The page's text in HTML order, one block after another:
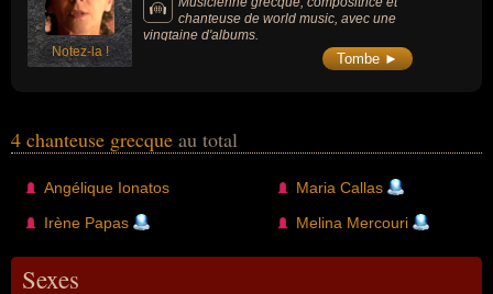
Notez-la !
chanteuse de world music, avec une
vingtaine d'albums.
Tombe ►
4 chanteuse grecque au total
Angélique Ionatos
Irène Papas
Maria Callas
Melina Mercouri
Sexes